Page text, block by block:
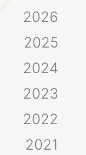
2026
2025
2024
2023
2022
2021